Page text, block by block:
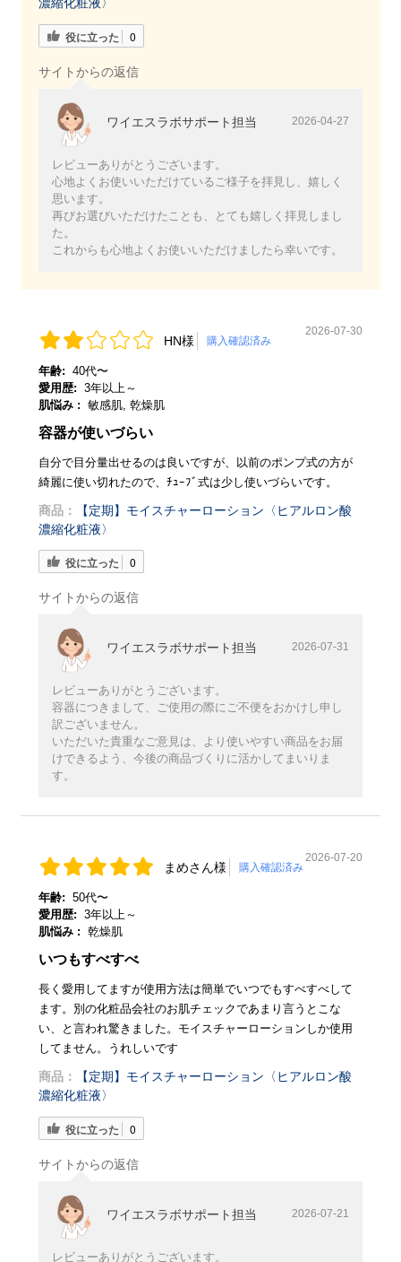
役に立った 0
サイトからの返信
ワイエスラボサポート担当 2026-04-27
レビューありがとうございます。
心地よくお使いいただけているご様子を拝見し、嬉しく
思います。
再びお選びいただけたことも、とても嬉しく拝見しまし
た。
これからも心地よくお使いいただけましたら幸いです。
HN様 購入確認済み
2026-07-30
年齢: 40代〜
愛用歴: 3年以上～
肌悩み : 敏感肌, 乾燥肌
容器が使いづらい
自分で目分量出せるのは良いですが、以前のポンプ式の方が
綺麗に使い切れたので、ﾁｭｰﾌﾞ式は少し使いづらいです。
商品：
【定期】モイスチャーローション〈ヒアルロン酸
濃縮化粧液〉
役に立った 0
サイトからの返信
ワイエスラボサポート担当 2026-07-31
レビューありがとうございます。
容器につきまして、ご使用の際にご不便をおかけし申し
訳ございません。
いただいた貴重なご意見は、より使いやすい商品をお届
けできるよう、今後の商品づくりに活かしてまいりま
す。
まめさん様 購入確認済み
2026-07-20
年齢: 50代〜
愛用歴: 3年以上～
肌悩み : 乾燥肌
いつもすべすべ
長く愛用してますが使用方法は簡単でいつでもすべすべして
ます。別の化粧品会社のお肌チェックであまり言うとこな
い、と言われ驚きました。モイスチャーローションしか使用
してません。うれしいです
商品：
【定期】モイスチャーローション〈ヒアルロン酸
濃縮化粧液〉
役に立った 0
サイトからの返信
ワイエスラボサポート担当 2026-07-21
レビューありがとうございます。